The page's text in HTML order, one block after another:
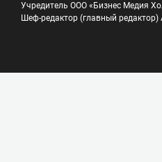
Учредитель ООО «Бизнес Медия
Шеф-редактор (главный